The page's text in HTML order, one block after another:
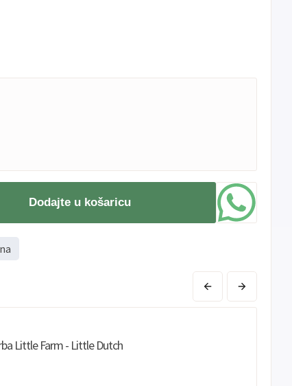
Dodajte u košaricu
Little Farm - Little Dutch